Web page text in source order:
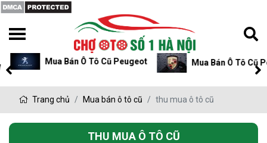
Mua Bán Ô Tô Cũ Peugeot Mua Bán Ô Tô Cũ
Trang chủ Mua bán ô tô cũ thu mua ô tô cũ
THU MUA Ô TÔ CŨ